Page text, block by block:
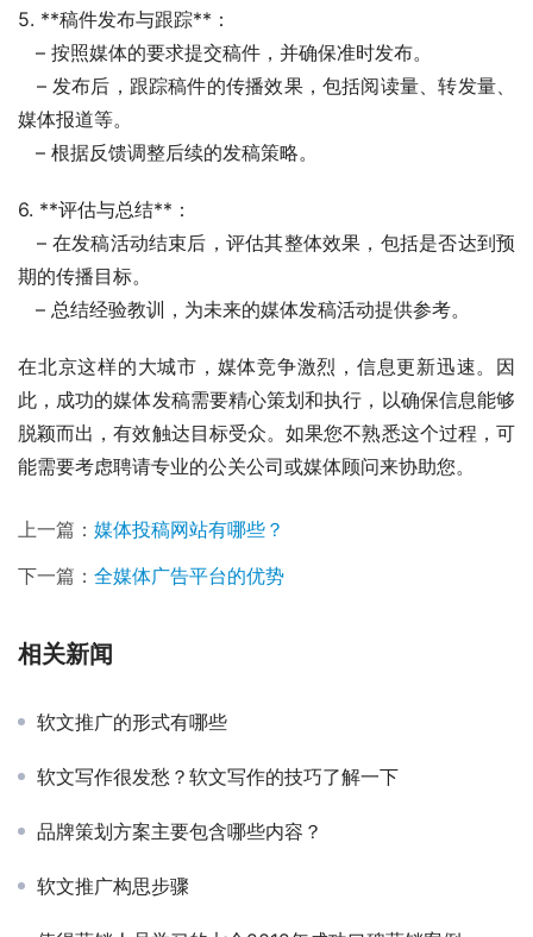
5. **稿件发布与跟踪**：
   – 按照媒体的要求提交稿件，并确保准时发布。
媒体报道等。
   – 根据反馈调整后续的发稿策略。
6. **评估与总结**：
期的传播目标。
   – 总结经验教训，为未来的媒体发稿活动提供参考。
在北京这样的大城市，媒体竞争激烈，信息更新迅速。因
此，成功的媒体发稿需要精心策划和执行，以确保信息能够
脱颖而出，有效触达目标受众。如果您不熟悉这个过程，可
能需要考虑聘请专业的公关公司或媒体顾问来协助您。
上一篇： 媒体投稿网站有哪些？
下一篇： 全媒体广告平台的优势
相关新闻
软文推广的形式有哪些
软文写作很发愁？软文写作的技巧了解一下
品牌策划方案主要包含哪些内容？
软文推广构思步骤